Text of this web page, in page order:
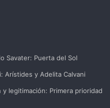
Savater: Puerta del Sol
Arístides y Adelita Calvani
y legitimación: Primera prioridad